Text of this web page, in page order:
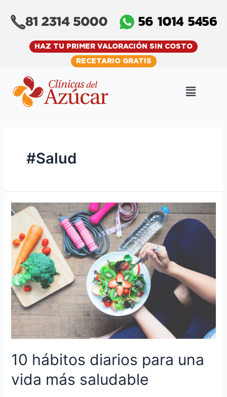
content
HAZ TU PRIMER VALORACIÓN SIN COSTO
RECETARIO GRATIS
Menu
#Salud
10 hábitos diarios para una
vida más saludable
10
hábitos
diarios
para
una
vida
más
saludable